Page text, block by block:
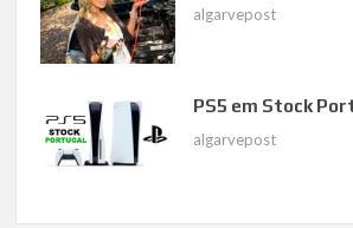
algarvepost
PS5 em Stock
algarvepost